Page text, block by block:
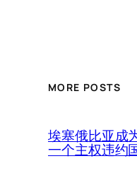
MORE POSTS
埃塞俄比亚成
一个主权违约